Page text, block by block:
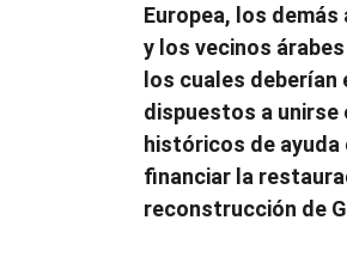
Europea, los
y los vecinos
los cuales deberían
dispuestos a unirse
históricos de ayuda
financiar la
reconstrucción de